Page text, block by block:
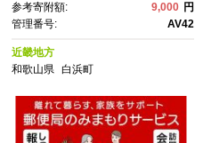
参考寄附額:
9,000 円
管理番号:
AV42
近畿地方
和歌山県
白浜町